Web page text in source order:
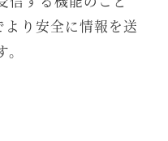
り安全に情報を送